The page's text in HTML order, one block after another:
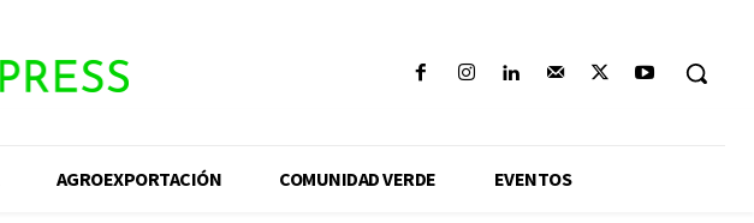
AGROEXPORTACIÓN COMUNIDAD VERDE EVENTOS